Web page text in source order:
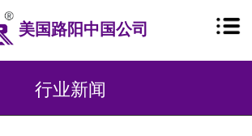
美国路阳中国公司
行业新闻